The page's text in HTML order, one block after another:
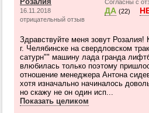
16.11.2018
отрицательный отзыв
Согласны с
ДА (22)
Здравствуйте меня зовут Розалия!
г. Челябинске на свердловском
сатурн"" машину лада гранда
влюбилась только поэтому
отношение менеджера Антона
хотя изначально начиналось
но скажу не он один исп...
Показать целиком